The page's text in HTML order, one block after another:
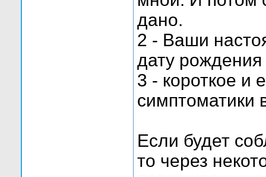
дано.
2 - Ваши
дату рождения
3 - короткое и
симптоматики
Если будет
то через